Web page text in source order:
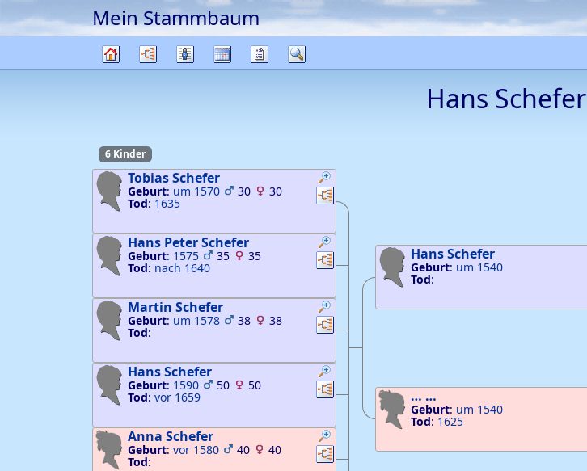
Weiter zu Hauptseite
Mein Stammbaum
Diagramme
Listen KalenderBerichte
Hans Schefer
6 Kinder
Verknüpfungen
Verknüpfungen
TobiasSchefer
Geburt: um 1570 30 30
Tod: 1635
Verknüpfungen
Verknüpfungen
Hans PeterSchefer
Geburt: 1575 35 35
Tod: nach 1640
Verknüpfungen
Verknüpfungen
Martin Schefer
Geburt: um 1578 38 38
Tod:
Verknüpfungen
Verknüpfungen
HansSchefer
Geburt: 1590 50 50
Tod: vor 1659
Verknüpfungen
Verknüpfungen
Anna Schefer
Geburt: vor 1580 40 40
Tod:
HansSchefer
Geburt: um 1540
Tod:
… …
Geburt: um 1540
Tod: 1625